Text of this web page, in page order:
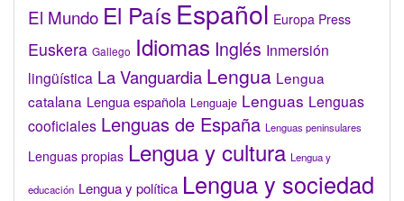
El Mundo El País Español Europa Press
Euskera Gallego Idiomas Inglés Inmersión
lingüística La Vanguardia Lengua Lengua
catalana Lengua española Lenguaje Lenguas Lenguas
cooficiales Lenguas de España Lenguas peninsulares
Lenguas propias Lengua y cultura Lengua y
educación Lengua y política Lengua y sociedad